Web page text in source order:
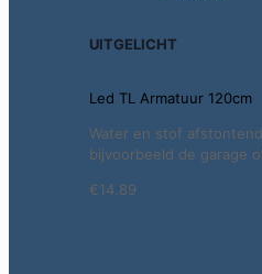
UITGELICHT
Led TL Armatuur 120cm
Water en stof
bijvoorbeeld de garage
€14.89